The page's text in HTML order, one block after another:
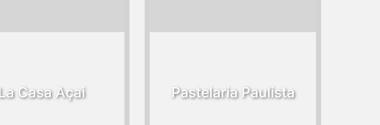
La Casa Açai Pastelaria Paulista